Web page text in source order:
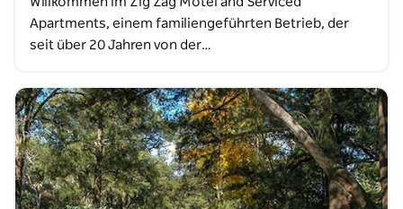
Apartments, einem familiengeführten Betrieb, der
seit über 20 Jahren von der…